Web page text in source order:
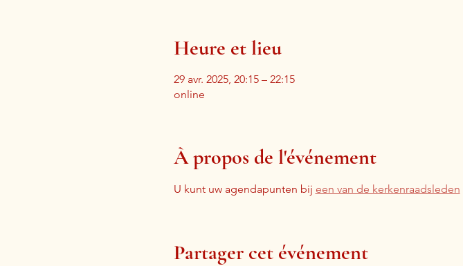
Heure et lieu
29 avr. 2025, 20:15 – 22:15
online
À propos de l'événement
U kunt uw agendapunten bij een van de kerkenraadsleden
Partager cet événement